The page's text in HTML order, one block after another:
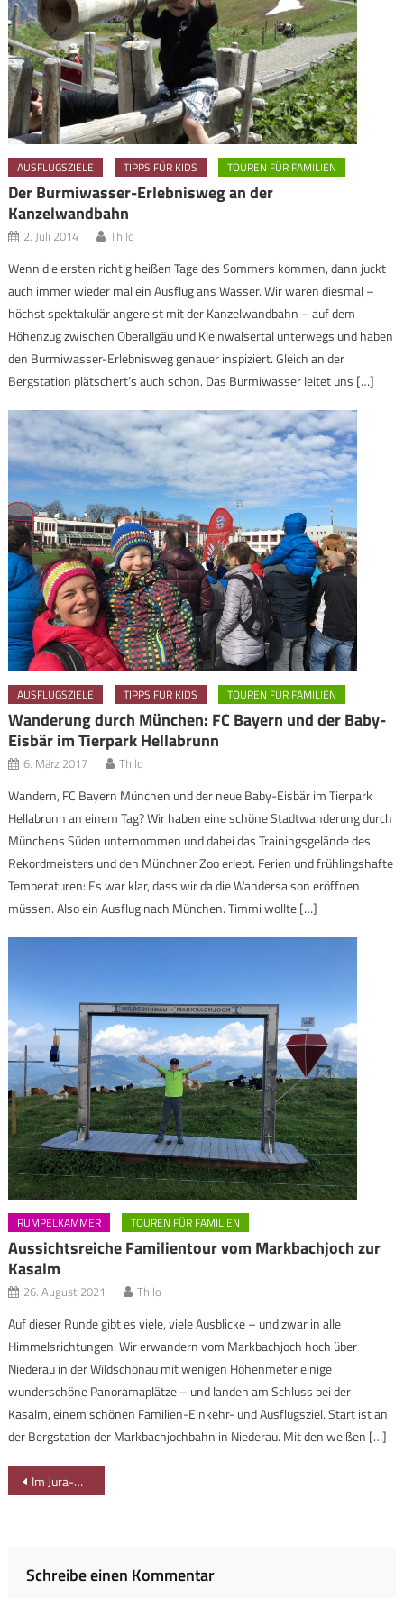
AUSFLUGSZIELE TIPPS FÜR KIDS TOUREN FÜR FAMILIEN
Der Burmiwasser-Erlebnisweg an der
Kanzelwandbahn
2. Juli 2014 Thilo
Wenn die ersten richtig heißen Tage des Sommers kommen, dann juckt
auch immer wieder mal ein Ausflug ans Wasser. Wir waren diesmal –
höchst spektakulär angereist mit der Kanzelwandbahn – auf dem
Höhenzug zwischen Oberallgäu und Kleinwalsertal unterwegs und haben
den Burmiwasser-Erlebnisweg genauer inspiziert. Gleich an der
Bergstation plätschert’s auch schon. Das Burmiwasser leitet uns […]
AUSFLUGSZIELE TIPPS FÜR KIDS TOUREN FÜR FAMILIEN
Wanderung durch München: FC Bayern und der Baby-
Eisbär im Tierpark Hellabrunn
6. März 2017 Thilo
Wandern, FC Bayern München und der neue Baby-Eisbär im Tierpark
Hellabrunn an einem Tag? Wir haben eine schöne Stadtwanderung durch
Münchens Süden unternommen und dabei das Trainingsgelände des
Rekordmeisters und den Münchner Zoo erlebt. Ferien und frühlingshafte
Temperaturen: Es war klar, dass wir da die Wandersaison eröffnen
müssen. Also ein Ausflug nach München. Timmi wollte […]
RUMPELKAMMER TOUREN FÜR FAMILIEN
Aussichtsreiche Familientour vom Markbachjoch zur
Kasalm
26. August 2021 Thilo
Auf dieser Runde gibt es viele, viele Ausblicke – und zwar in alle
Himmelsrichtungen. Wir erwandern vom Markbachjoch hoch über
Niederau in der Wildschönau mit wenigen Höhenmeter einige
wunderschöne Panoramaplätze – und landen am Schluss bei der
Kasalm, einem schönen Familien-Einkehr- und Ausflugsziel. Start ist an
der Bergstation der Markbachjochbahn in Niederau. Mit den weißen […]
Beitragsnavigation
Im Jura-Museum auf der Willibaldsburg in Eichstätt
Schreibe einen Kommentar